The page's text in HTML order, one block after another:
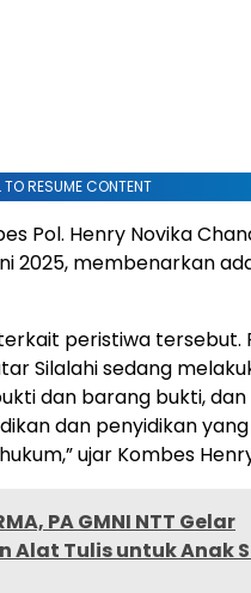
RESUME CONTENT
Pol. Henry Novika
2025, membenarkan
peristiwa tersebut.
Silalahi sedang
dan barang bukti,
dan penyidikan
ujar Kombes
PA GMNI NTT Gelar
Alat Tulis untuk Anak